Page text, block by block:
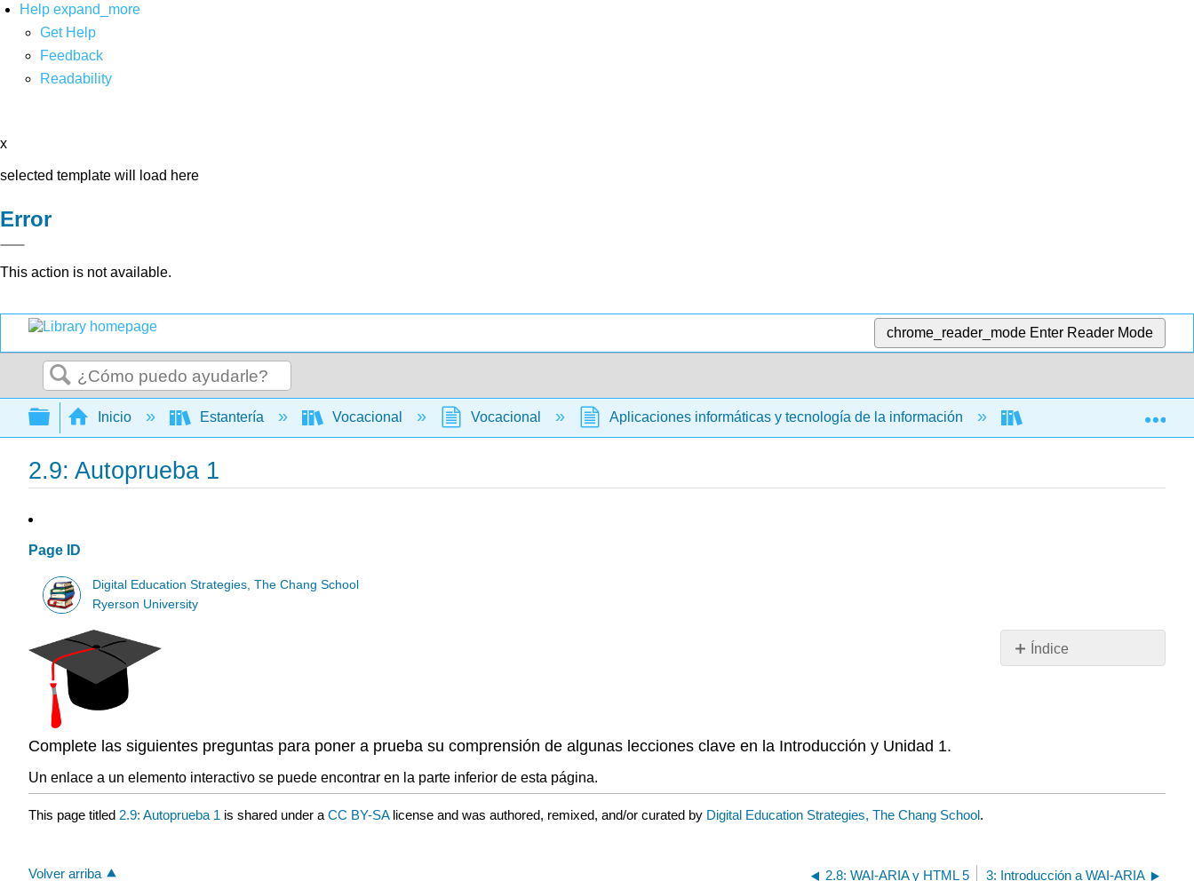
Help expand_more
Get Help
Feedback
Readability
x
selected template will load here
Error
This action is not available.
chrome_reader_mode Enter Reader Mode
Buscar
Expandir/contraer jerarquía global
Inicio Estantería Vocacional Vocacional Aplicaciones informáticas y tecnología de la información Aplicaciones
2.9: Autoprueba 1
Page ID
Digital Education Strategies, The Chang School
Ryerson University
Índice
Sin
Complete las siguientes preguntas para poner a prueba su comprensión de algunas lecciones clave en la Introducción y Unidad 1.
Un enlace a un elemento interactivo se puede encontrar en la parte inferior de esta página.
This page titled 2.9: Autoprueba 1 is shared under a CC BY-SA license and was authored, remixed, and/or curated by Digital Education Strategies, The Chang School.
Volver arriba 2.8: WAI-ARIA y HTML 5 3: Introducción a WAI-ARIA